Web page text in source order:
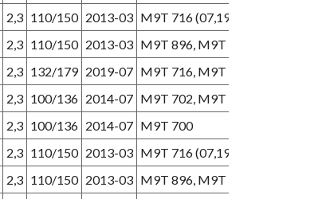
2,3 110/150 2013-03 M9T 716 (07,19-), M9T 726
2,3 110/150 2013-03 M9T 896, M9T 898
2,3 132/179 2019-07 M9T 716, M9T 726 (01,22-)
2,3 100/136 2014-07 M9T 702, M9T 716 (07,19-)
2,3 100/136 2014-07 M9T 700
2,3 110/150 2013-03 M9T 716 (07,19-), M9T 880
2,3 110/150 2013-03 M9T 896, M9T 898